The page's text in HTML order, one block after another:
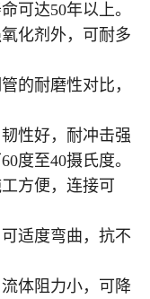
可达50年以上。
化剂外，可耐多
的耐磨性对比，
性好，耐冲击强
度至40摄氏度。
方便，连接可
适度弯曲，抗不
体阻力小，可降